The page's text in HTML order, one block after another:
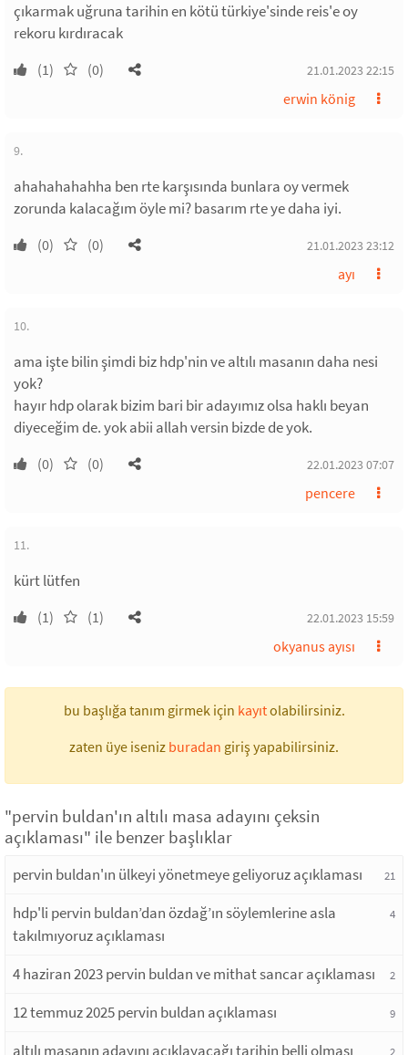
çıkarmak uğruna tarihin en kötü türkiye'sinde reis'e oy
rekoru kırdıracak
(1) (0) 21.01.2023 22:15
erwin könig
9.
ahahahahahha ben rte karşısında bunlara oy vermek
zorunda kalacağım öyle mi? basarım rte ye daha iyi.
(0) (0) 21.01.2023 23:12
ayı
10.
ama işte bilin şimdi biz hdp'nin ve altılı masanın daha nesi
yok?
hayır hdp olarak bizim bari bir adayımız olsa haklı beyan
diyeceğim de. yok abii allah versin bizde de yok.
(0) (0) 22.01.2023 07:07
pencere
11.
kürt lütfen
(1) (1) 22.01.2023 15:59
okyanus ayısı
bu başlığa tanım girmek için kayıtolabilirsiniz.
zaten üye iseniz buradan giriş yapabilirsiniz.
"pervin buldan'ın altılı masa adayını çeksin
açıklaması" ile benzer başlıklar
pervin buldan'ın ülkeyi yönetmeye geliyoruz açıklaması 21
hdp'li pervin buldan’dan özdağ’ın söylemlerine asla
takılmıyoruz açıklaması
4
4 haziran 2023 pervin buldan ve mithat sancar açıklaması 2
12 temmuz 2025 pervin buldan açıklaması 9
altılı masanın adayını açıklayacağı tarihin belli olması 2